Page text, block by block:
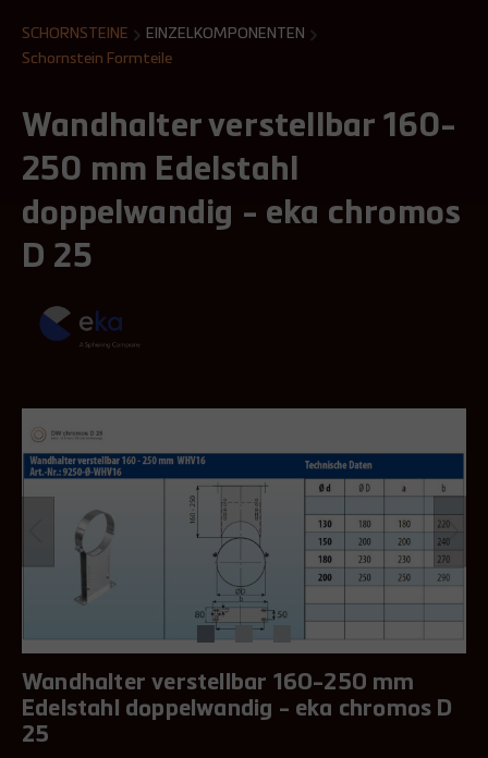
SCHORNSTEINE
EINZELKOMPONENTEN
Schornstein Formteile
Wandhalter verstellbar 160-
250 mm Edelstahl
doppelwandig - eka chromos
D 25
Wandhalter verstellbar 160-250 mm
Edelstahl doppelwandig - eka chromos D
25